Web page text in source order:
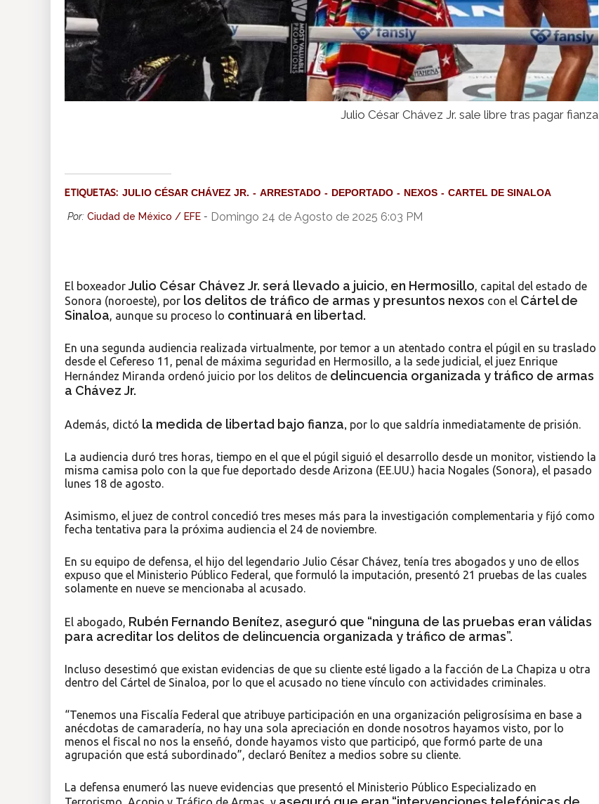
Julio César Chávez Jr. sale libre tras pagar fianza
ETIQUETAS: JULIO CÉSAR CHÁVEZ JR. ARRESTADO DEPORTADO NEXOS CARTEL DE SINALOA
Por: Ciudad de México / EFE - Domingo 24 de Agosto de 2025 6:03 PM
El boxeador Julio César Chávez Jr. será llevado a juicio, en Hermosillo, capital del estado de
Sonora (noroeste), por los delitos de tráfico de armas y presuntos nexos con el Cártel de
Sinaloa, aunque su proceso lo continuará en libertad.
En una segunda audiencia realizada virtualmente, por temor a un atentado contra el púgil en su traslado
desde el Cefereso 11, penal de máxima seguridad en Hermosillo, a la sede judicial, el juez Enrique
Hernández Miranda ordenó juicio por los delitos de delincuencia organizada y tráfico de armas
a Chávez Jr.
Además, dictó la medida de libertad bajo fianza, por lo que saldría inmediatamente de prisión.
La audiencia duró tres horas, tiempo en el que el púgil siguió el desarrollo desde un monitor, vistiendo la
misma camisa polo con la que fue deportado desde Arizona (EE.UU.) hacia Nogales (Sonora), el pasado
lunes 18 de agosto.
Asimismo, el juez de control concedió tres meses más para la investigación complementaria y fijó como
fecha tentativa para la próxima audiencia el 24 de noviembre.
En su equipo de defensa, el hijo del legendario Julio César Chávez, tenía tres abogados y uno de ellos
expuso que el Ministerio Público Federal, que formuló la imputación, presentó 21 pruebas de las cuales
solamente en nueve se mencionaba al acusado.
El abogado, Rubén Fernando Benítez, aseguró que “ninguna de las pruebas eran válidas
para acreditar los delitos de delincuencia organizada y tráfico de armas”.
Incluso desestimó que existan evidencias de que su cliente esté ligado a la facción de La Chapiza u otra
dentro del Cártel de Sinaloa, por lo que el acusado no tiene vínculo con actividades criminales.
“Tenemos una Fiscalía Federal que atribuye participación en una organización peligrosísima en base a
anécdotas de camaradería, no hay una sola apreciación en donde nosotros hayamos visto, por lo
menos el fiscal no nos la enseñó, donde hayamos visto que participó, que formó parte de una
agrupación que está subordinado”, declaró Benítez a medios sobre su cliente.
La defensa enumeró las nueve evidencias que presentó el Ministerio Público Especializado en